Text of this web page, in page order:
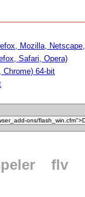
Mozilla,
Safari, Opera)
64-bit
flv